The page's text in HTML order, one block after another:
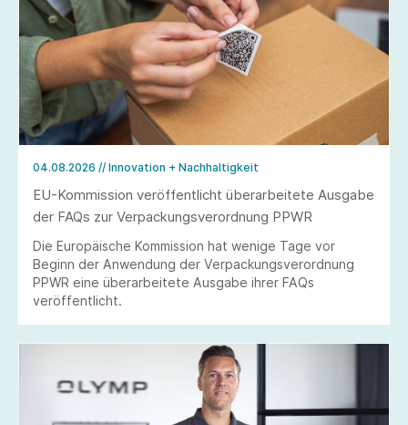
04.08.2026 // Innovation + Nachhaltigkeit
EU-Kommission veröffentlicht überarbeitete Ausgabe
der FAQs zur Verpackungsverordnung PPWR
Die Europäische Kommission hat wenige Tage vor
Beginn der Anwendung der Verpackungsverordnung
PPWR eine überarbeitete Ausgabe ihrer FAQs
veröffentlicht.